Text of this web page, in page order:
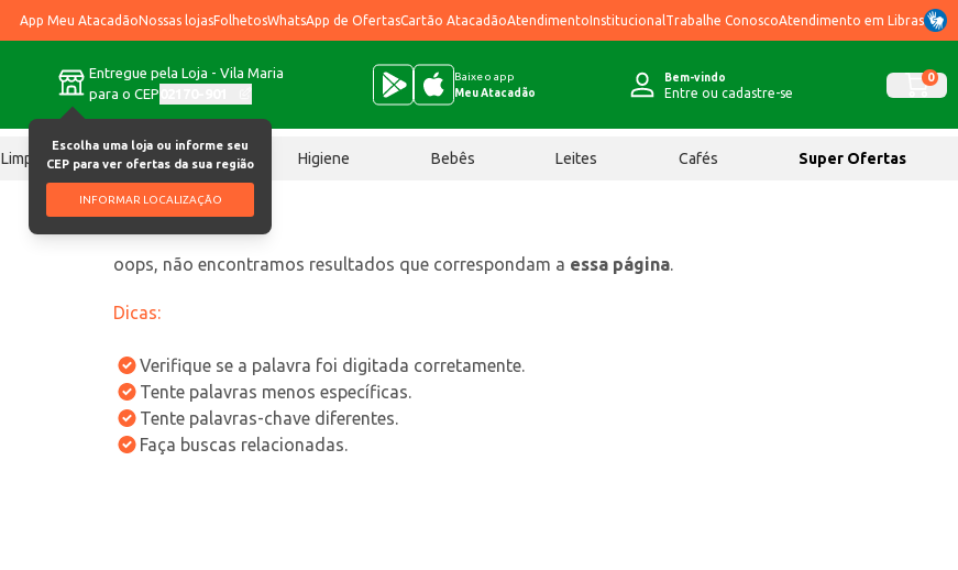
App Meu AtacadãoNossas lojasFolhetosWhatsApp de OfertasCartão AtacadãoAtendimentoInstitucional Trabalhe ConoscoAtendimento em Libras
Entregue pela Loja - Vila Maria
para o CEP
Escolha uma loja ou informe seu
CEP para ver ofertas da sua região
INFORMAR LOCALIZAÇÃO
Baixe o app
Meu Atacadão
Bem-vindo
Entre ou cadastre-se
0
Limpeza Chocolates Higiene Bebês Leites Cafés Super Ofertas
oops, não encontramos resultados que correspondam a essa página.
Dicas:
Verifique se a palavra foi digitada corretamente.
Tente palavras menos específicas.
Tente palavras-chave diferentes.
Faça buscas relacionadas.